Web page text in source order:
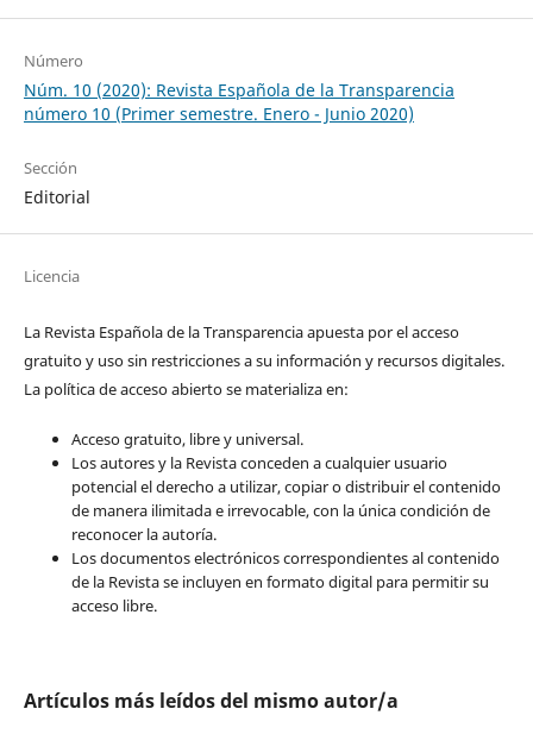
Número
Núm. 10 (2020): Revista Española de la Transparencia
número 10 (Primer semestre. Enero - Junio 2020)
Sección
Editorial
Licencia
La Revista Española de la Transparencia apuesta por el acceso
gratuito y uso sin restricciones a su información y recursos digitales.
La política de acceso abierto se materializa en:
Acceso gratuito, libre y universal.
Los autores y la Revista conceden a cualquier usuario
potencial el derecho a utilizar, copiar o distribuir el contenido
de manera ilimitada e irrevocable, con la única condición de
reconocer la autoría.
Los documentos electrónicos correspondientes al contenido
de la Revista se incluyen en formato digital para permitir su
acceso libre.
Artículos más leídos del mismo autor/a